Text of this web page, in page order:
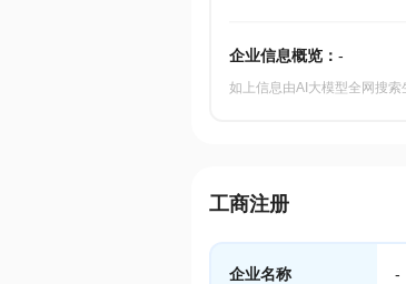
企业信息概览： -
如上信息由AI大模型全网搜索
工商注册
企业名称 -